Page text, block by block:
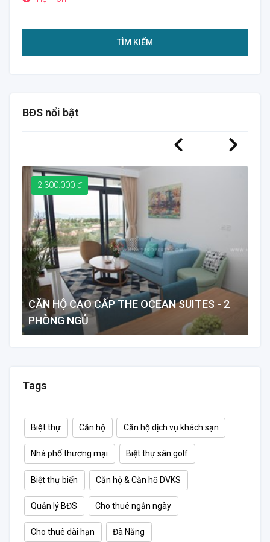
TÌM KIẾM
BĐS nổi bật
2.300.000 ₫
CĂN HỘ CAO CẤP THE OCEAN SUITES - 2
PHÒNG NGỦ
Tags
Biệt thự Căn hộ Căn hộ dịch vụ khách sạn
Nhà phố thương mại Biệt thự sân golf
Biệt thự biển Căn hộ & Căn hộ DVKS
Quản lý BĐS Cho thuê ngắn ngày
Cho thuê dài hạn Đà Nẵng